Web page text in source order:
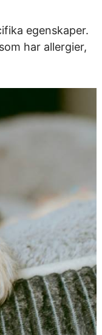
egenskaper.
har allergier,